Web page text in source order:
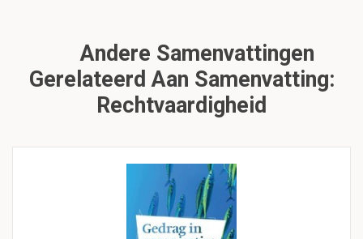
Andere Samenvattingen
Gerelateerd Aan Samenvatting:
Rechtvaardigheid